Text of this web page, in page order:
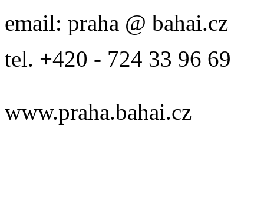
email: praha @ bahai.cz
tel. +420 - 724 33 96 69
www.praha.bahai.cz